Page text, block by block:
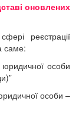
оновлених
реєстрації
саме:
особи
особи –